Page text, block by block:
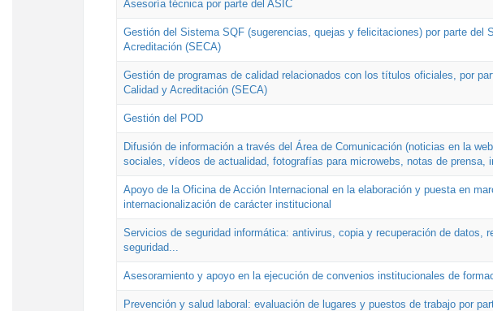
Asesoría técnica por parte del ASIC
Gestión del Sistema SQF (sugerencias, quejas y felicitaciones) por parte del
Acreditación (SECA)
Gestión de programas de calidad relacionados con los títulos oficiales, por
Calidad y Acreditación (SECA)
Gestión del POD
Difusión de información a través del Área de Comunicación (noticias en la
sociales, vídeos de actualidad, fotografías para microwebs, notas de prensa,
Apoyo de la Oficina de Acción Internacional en la elaboración y puesta en
internacionalización de carácter institucional
Servicios de seguridad informática: antivirus, copia y recuperación de datos,
seguridad...
Asesoramiento y apoyo en la ejecución de convenios institucionales de
Prevención y salud laboral: evaluación de lugares y puestos de trabajo por